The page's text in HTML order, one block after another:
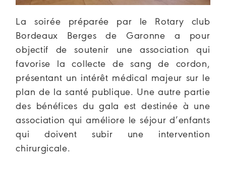
La soirée préparée par le Rotary club
Bordeaux Berges de Garonne a pour
objectif de soutenir une association qui
favorise la collecte de sang de cordon,
présentant un intérêt médical majeur sur le
plan de la santé publique. Une autre partie
des bénéfices du gala est destinée à une
association qui améliore le séjour d’enfants
qui doivent subir une intervention
chirurgicale.